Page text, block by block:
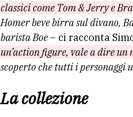
classici come Tom & Jerry e
Homer beve birra sul divano,
barista Boe– ci racconta
un’action figure, vale a dire
scoperto che tutti i personaggi
La collezione